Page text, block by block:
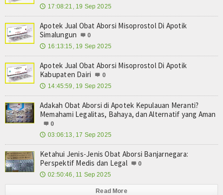
🕔 17:08:21, 19 Sep 2025
Apotek Jual Obat Aborsi Misoprostol Di Apotik
Simalungun
0
🕔 16:13:15, 19 Sep 2025
Apotek Jual Obat Aborsi Misoprostol Di Apotik
Kabupaten Dairi
0
🕔 14:45:59, 19 Sep 2025
Adakah Obat Aborsi di Apotek Kepulauan Meranti?
Memahami Legalitas, Bahaya, dan Alternatif yang Aman
0
🕔 03:06:13, 17 Sep 2025
Ketahui Jenis-Jenis Obat Aborsi Banjarnegara:
Perspektif Medis dan Legal
0
🕔 02:50:46, 11 Sep 2025
Read More